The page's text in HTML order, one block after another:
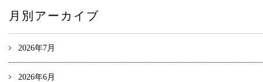
月別アーカイブ
2026年7月
2026年6月